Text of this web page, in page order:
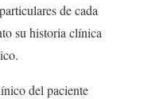
de cada
su historia clínica
del paciente